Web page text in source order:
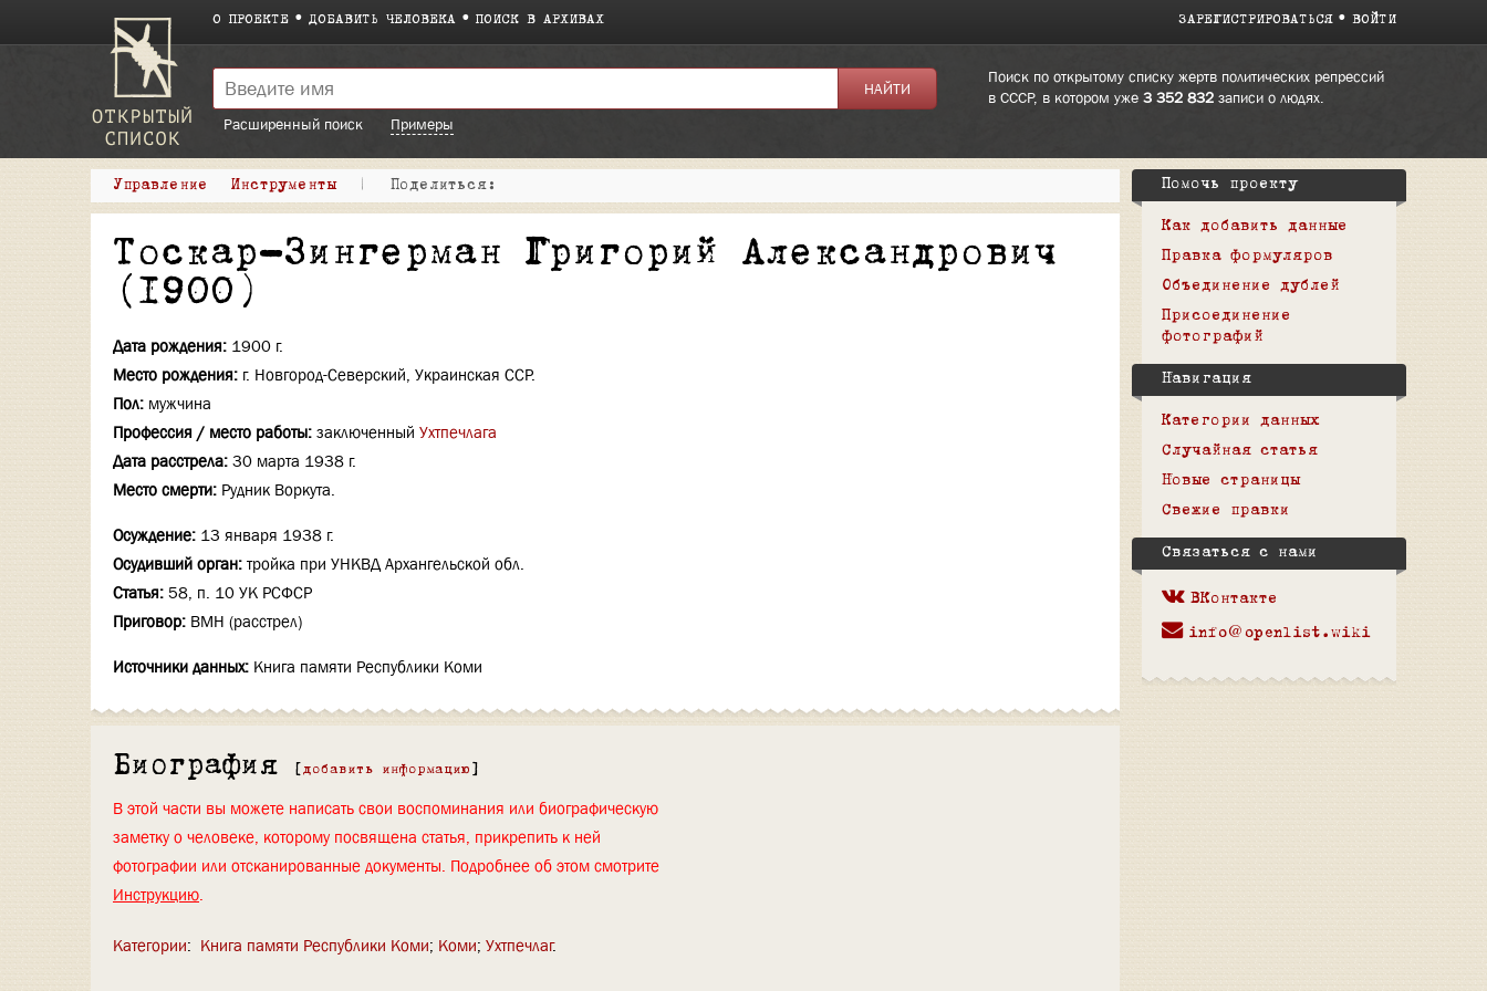
О ПРОЕКТЕ ДОБАВИТЬ ЧЕЛОВЕКА ПОИСК В АРХИВАХ ЗАРЕГИСТРИРОВАТЬСЯ ВОЙТИ
Поиск по открытому списку жертв политических репрессий
в СССР, в котором уже 3 352 832записи о людях.
Расширенный поиск
Примеры
Управление Инструменты | Поделиться:
Тоскар-Зингерман Григорий Александрович
(1900)
Дата рождения: 1900 г.
Место рождения: г. Новгород-Северский, Украинская ССР.
Пол: мужчина
Профессия / место работы: заключенный Ухтпечлага
Дата расстрела: 30 марта 1938 г.
Место смерти: Рудник Воркута.
Осуждение: 13 января 1938 г.
Осудивший орган: тройка при УНКВД Архангельской обл.
Статья: 58, п. 10 УК РСФСР
Приговор: ВМН (расстрел)
Источники данных: Книга памяти Республики Коми
Биография [ добавить информацию ]
В этой части вы можете написать свои воспоминания или биографическую
заметку о человеке, которому посвящена статья, прикрепить к ней
фотографии или отсканированные документы. Подробнее об этом смотрите
Инструкцию.
Категории: Книга памяти Республики Коми Коми Ухтпечлаг
Помочь проекту
Как добавить данные
Правка формуляров
Объединение дублей
Присоединение
фотографий
Навигация
Категории данных
Случайная статья
Новые страницы
Свежие правки
Связаться с нами
ВКонтакте
info@openlist.wiki